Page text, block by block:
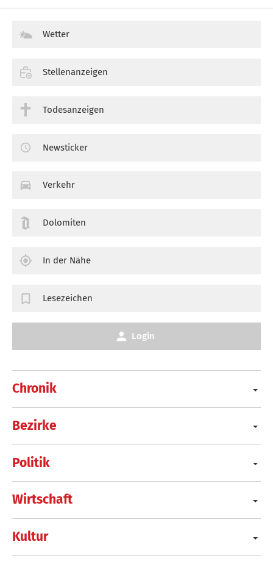
Chronik
Bezirke
Politik
Wirtschaft
Kultur
Wetter
Stellenanzeigen
Todesanzeigen
Newsticker
Verkehr
Dolomiten
In der Nähe
Lesezeichen
Login